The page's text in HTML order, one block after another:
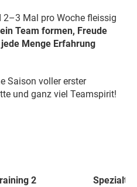
2–3 Mal pro Woche fleissig
ein Team formen, Freude
Menge Erfahrung
Saison voller erster
und ganz viel Teamspirit!
2